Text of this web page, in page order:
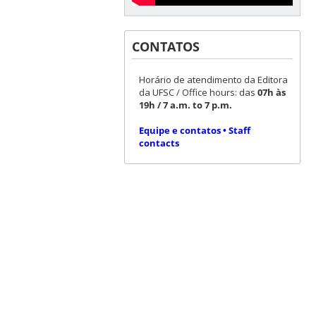
CONTATOS
Horário de atendimento da Editora
da UFSC / Office hours: das 07h às
19h / 7 a.m. to 7 p.m.
Equipe e contatos • Staff
contacts